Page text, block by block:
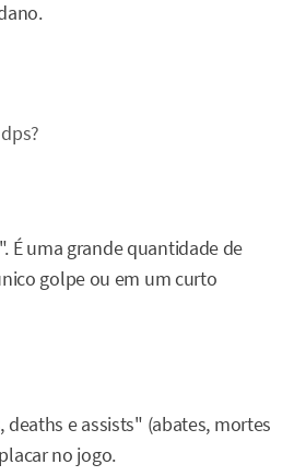
É uma grande quantidade de
golpe ou em um curto
deaths e assists" (abates, mortes
no jogo.